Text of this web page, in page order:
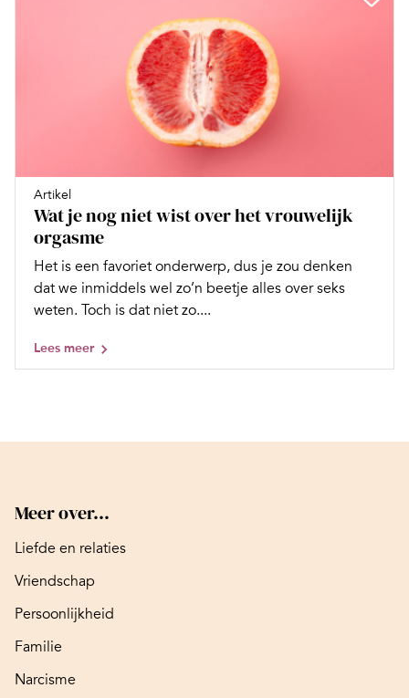
Artikel
Wat je nog niet wist over het vrouwelijk
orgasme
Het is een favoriet onderwerp, dus je zou denken
dat we inmiddels wel zo’n beetje alles over seks
weten. Toch is dat niet zo....
Lees meer
Meer over...
Liefde en relaties
Vriendschap
Persoonlijkheid
Familie
Narcisme